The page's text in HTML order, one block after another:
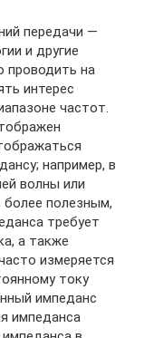
передачи —
и другие
проводить на
интерес
частот.
например, в
волны или
полезным,
требует
а также
измеряется
току
импеданс
импеданса